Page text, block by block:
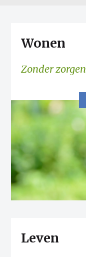
Wonen
Zonder zorgen
Leven